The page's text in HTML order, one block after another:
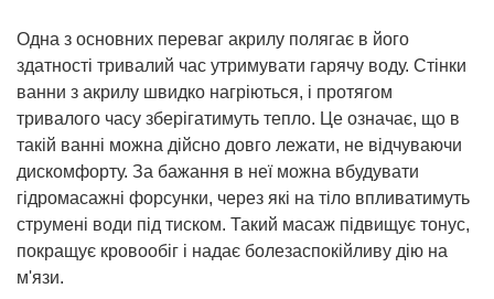
Одна з основних переваг акрилу полягає в його
здатності тривалий час утримувати гарячу воду. Стінки
ванни з акрилу швидко нагріються, і протягом
тривалого часу зберігатимуть тепло. Це означає, що в
такій ванні можна дійсно довго лежати, не відчуваючи
дискомфорту. За бажання в неї можна вбудувати
гідромасажні форсунки, через які на тіло впливатимуть
струмені води під тиском. Такий масаж підвищує тонус,
покращує кровообіг і надає болезаспокійливу дію на
м'язи.